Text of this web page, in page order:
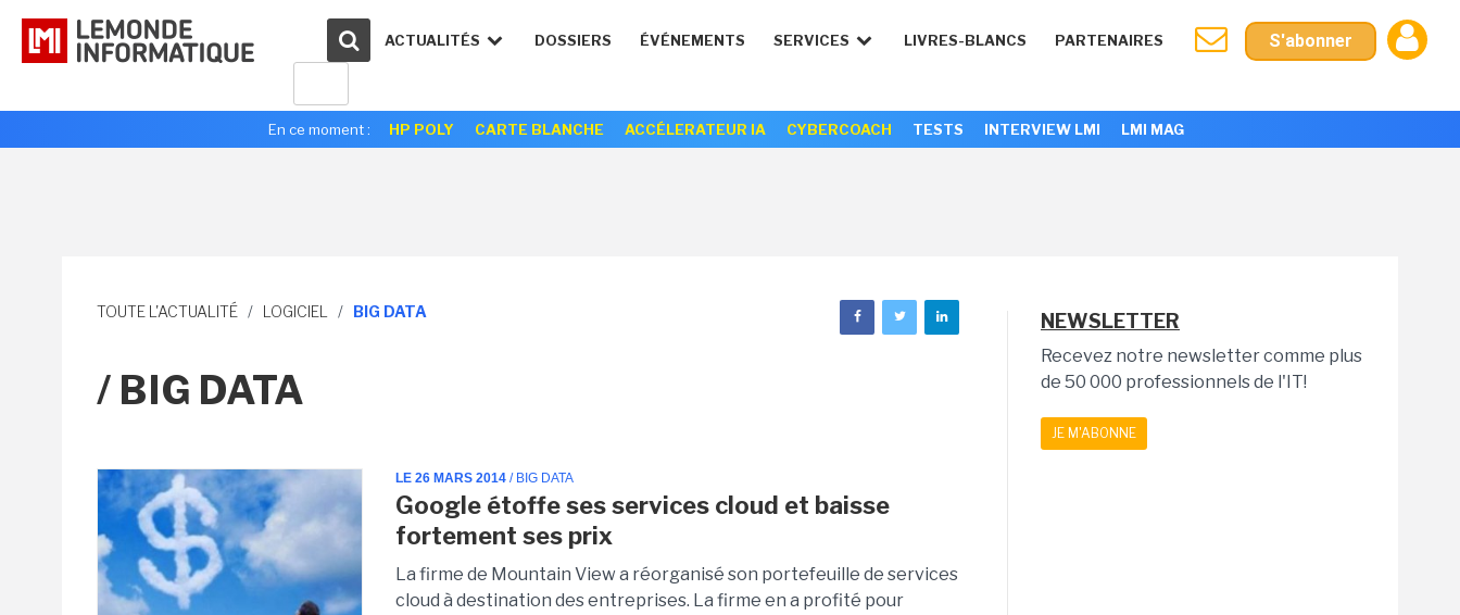
ACTUALITÉS DOSSIERS ÉVÉNEMENTS SERVICES LIVRES-BLANCS PARTENAIRES S'abonner
En ce moment : HP POLY CARTE BLANCHE ACCÉLERATEUR IA CYBERCOACH TESTS INTERVIEW LMI LMI MAG
TOUTE L'ACTUALITÉ / LOGICIEL / BIG DATA
/ BIG DATA
LE 26 MARS 2014 / BIG DATA
Google étoffe ses services cloud et baisse
fortement ses prix
La firme de Mountain View a réorganisé son portefeuille de services
cloud à destination des entreprises. La firme en a profité pour
NEWSLETTER
Recevez notre newsletter comme plus
de 50 000 professionnels de l'IT!
JE M'ABONNE